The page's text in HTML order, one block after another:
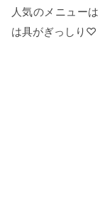
人気のメニュー
は具がぎっしり♡